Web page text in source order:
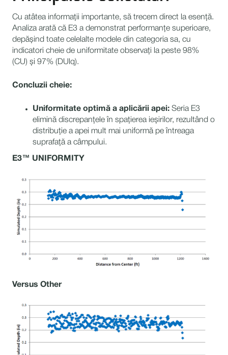
Cu atâtea informații importante, să trecem direct la esență.
Analiza arată că E3 a demonstrat performanțe superioare,
depășind toate celelalte modele din categoria sa, cu
indicatori cheie de uniformitate observați la peste 98%
(CU) și 97% (DUlq).
Concluzii cheie:
Uniformitate optimă a aplicării apei: Seria E3
elimină discrepanțele în spațierea ieșirilor, rezultând o
distribuție a apei mult mai uniformă pe întreaga
suprafață a câmpului.
E3™ UNIFORMITY
Versus Other